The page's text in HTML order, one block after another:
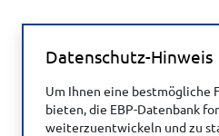
Benutzername*:
Datenschutz-Hinweis
Um Ihnen eine bestmögliche
bieten, die EBP-Datenbank
weiterzuentwickeln und zu